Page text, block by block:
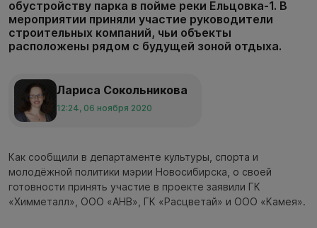
обустройству парка в пойме реки Ельцовка-1. В
мероприятии приняли участие руководители
строительных компаний, чьи объекты
расположены рядом с будущей зоной отдыха.
Лариса Сокольникова
12:24, 06 ноября 2020
Как сообщили в департаменте культуры, спорта и
молодёжной политики мэрии Новосибирска, о своей
готовности принять участие в проекте заявили ГК
«Химметалл», ООО «АНВ», ГК «Расцветай» и ООО «Камея».